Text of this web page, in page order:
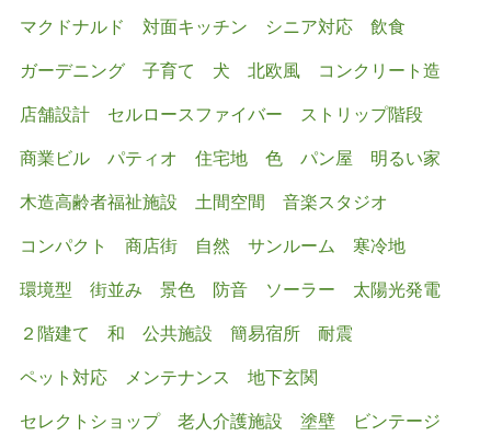
マクドナルド
対面キッチン シニア対応
飲食
ガーデニング
子育て 犬 北欧風
コンクリート造
店舗設計
セルロースファイバー
ストリップ階段
商業ビル
パティオ 住宅地 色 パン屋
明るい家
木造高齢者福祉施設
土間空間
音楽スタジオ
コンパクト
商店街 自然 サンルーム
寒冷地
環境型
街並み 景色 防音 ソーラー
太陽光発電
２階建て
和 公共施設 簡易宿所
耐震
ペット対応
メンテナンス
地下玄関
セレクトショップ
老人介護施設 塗壁
ビンテージ